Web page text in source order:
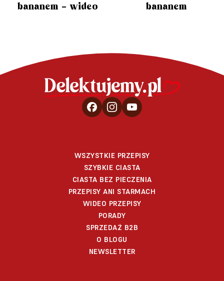
bananem – wideo
bananem
WSZYSTKIE PRZEPISY
SZYBKIE CIASTA
CIASTA BEZ PIECZENIA
PRZEPISY ANI STARMACH
WIDEO PRZEPISY
PORADY
SPRZEDAŻ B2B
O BLOGU
NEWSLETTER